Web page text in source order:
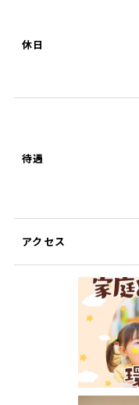
休日
待遇
アクセス